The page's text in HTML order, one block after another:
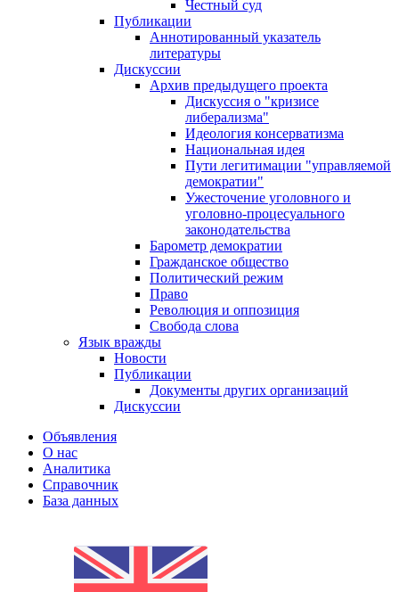
Честный суд
Публикации
Аннотированный указатель
литературы
Дискуссии
Архив предыдущего проекта
Дискуссия о "кризисе
либерализма"
Идеология консерватизма
Национальная идея
Пути легитимации "управляемой
демократии"
Ужесточение уголовного и
уголовно-процесуального
законодательства
Барометр демократии
Гражданское общество
Политический режим
Право
Революция и оппозиция
Свобода слова
Язык вражды
Новости
Публикации
Документы других организаций
Дискуссии
Объявления
О нас
Аналитика
Справочник
База данных